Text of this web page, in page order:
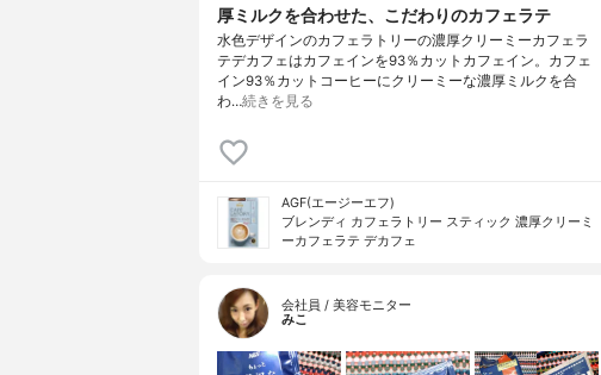
厚ミルクを合わせた、こだわりのカフェラテ
水色デザインのカフェラトリーの濃厚クリーミーカフェラ
テデカフェはカフェインを93％カットカフェイン。カフェ
イン93％カットコーヒーにクリーミーな濃厚ミルクを合
わ…続きを見る
AGF(エージーエフ)
ブレンディ カフェラトリー スティック 濃厚クリーミ
ーカフェラテ デカフェ
会社員 / 美容モニター
みこ